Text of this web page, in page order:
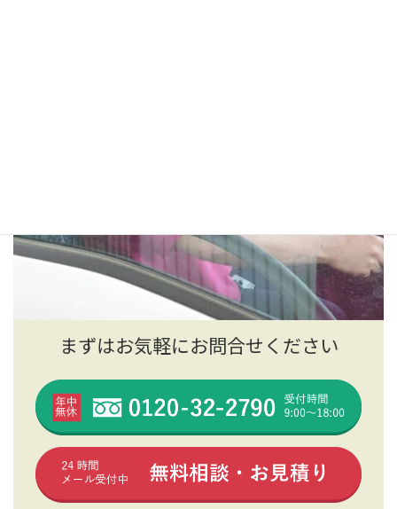
まずはお気軽にお問合せください